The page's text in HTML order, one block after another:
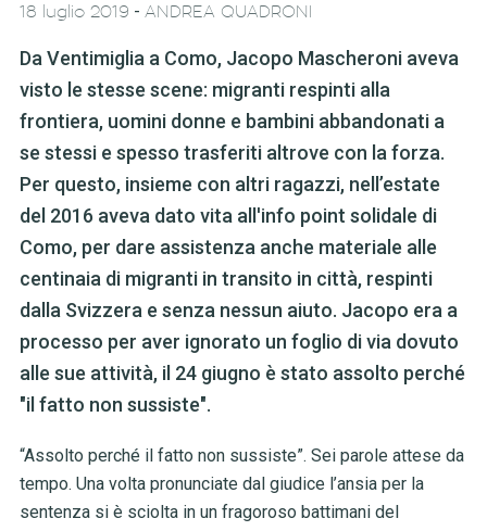
18 luglio 2019 - ANDREA QUADRONI
Da Ventimiglia a Como, Jacopo Mascheroni aveva
visto le stesse scene: migranti respinti alla
frontiera, uomini donne e bambini abbandonati a
se stessi e spesso trasferiti altrove con la forza.
Per questo, insieme con altri ragazzi, nell’estate
del 2016 aveva dato vita all'info point solidale di
Como, per dare assistenza anche materiale alle
centinaia di migranti in transito in città, respinti
dalla Svizzera e senza nessun aiuto. Jacopo era a
processo per aver ignorato un foglio di via dovuto
alle sue attività, il 24 giugno è stato assolto perché
"il fatto non sussiste".
“Assolto perché il fatto non sussiste”. Sei parole attese da
tempo. Una volta pronunciate dal giudice l’ansia per la
sentenza si è sciolta in un fragoroso battimani del